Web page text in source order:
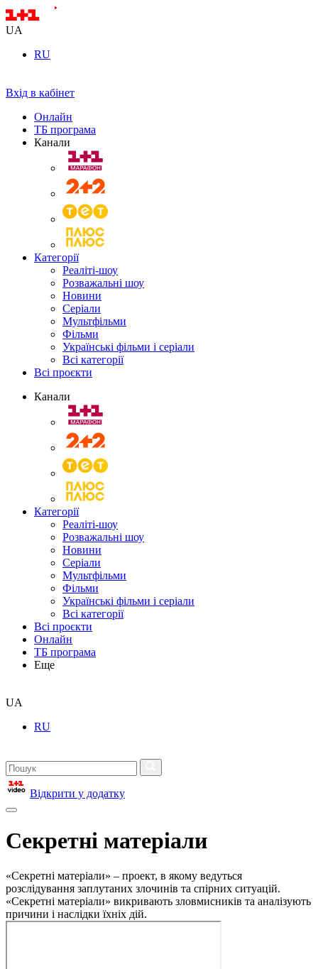
UA
RU
Вхід в кабінет
Онлайн
ТБ програма
Канали
Категорії
Реаліті-шоу
Розважальні шоу
Новини
Серіали
Мультфільми
Фільми
Українські фільми і серіали
Всі категорії
Всі проєкти
Канали
Категорії
Реаліті-шоу
Розважальні шоу
Новини
Серіали
Мультфільми
Фільми
Українські фільми і серіали
Всі категорії
Всі проєкти
Онлайн
ТБ програма
Еще
UA
RU
Відкрити у додатку
Секретні матеріали
«Секретні матеріали» – проект, в якому ведуться
розслідування заплутаних злочинів та спірних ситуацій.
«Секретні матеріали» викривають зловмисників та аналізують
причини і наслідки їхніх дій.